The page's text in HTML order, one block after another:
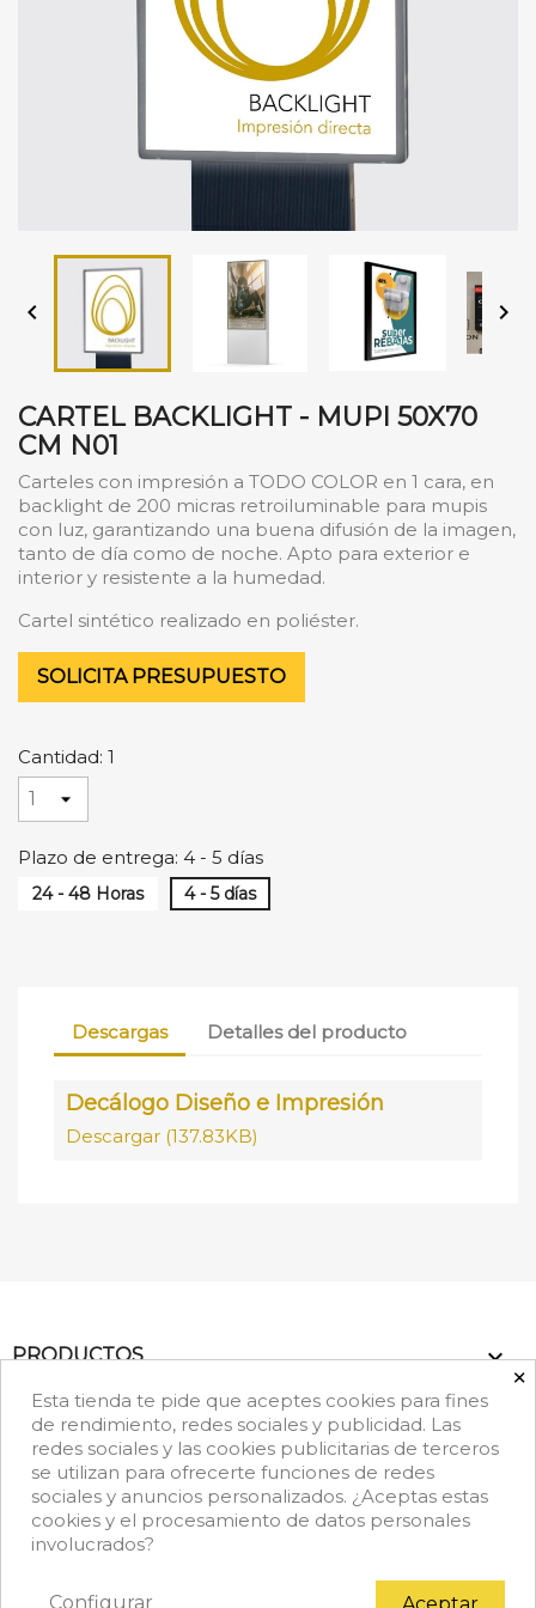
 
CARTEL BACKLIGHT - MUPI 50X70
CM N01
Carteles con impresión a TODO COLOR en 1 cara, en
backlight de 200 micras retroiluminable para mupis
con luz, garantizando una buena difusión de la imagen,
tanto de día como de noche. Apto para exterior e
interior y resistente a la humedad.
Cartel sintético realizado en poliéster.
SOLICITA PRESUPUESTO
Cantidad: 1
Plazo de entrega: 4 - 5 días
24 - 48 Horas 4 - 5 días
Descargas Detalles del producto
Decálogo Diseño e Impresión
Descargar (137.83KB)
PRODUCTOS 
NUESTRA EMPRESA
DATOS DE CONTACTO
FacebookRss InstagramLinkedInTikTok
×
Esta tienda te pide que aceptes cookies para fines
de rendimiento, redes sociales y publicidad. Las
redes sociales y las cookies publicitarias de terceros
se utilizan para ofrecerte funciones de redes
sociales y anuncios personalizados. ¿Aceptas estas
cookies y el procesamiento de datos personales
involucrados?
Configurar